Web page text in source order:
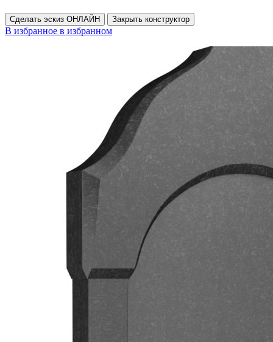
Сделать эскиз ОНЛАЙН Закрыть конструктор
В избранное в избранном